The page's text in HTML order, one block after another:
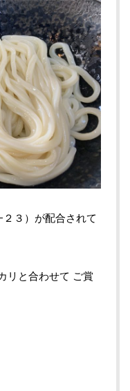
２３）が配合されて
リと合わせて ご賞